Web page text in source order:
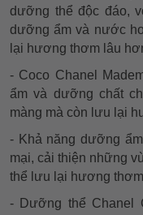
dưỡng thể độc đáo,
dưỡng ẩm và nước
lại hương thơm lâu
- Coco Chanel
ẩm và dưỡng chất
màng mà còn lưu lại
- Khả năng dưỡng
mại, cải thiện những
thể lưu lại hương
- Dưỡng thể Chanel